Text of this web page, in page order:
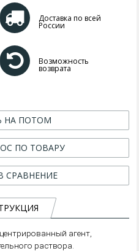
Доставка по всей
России
Возможность
возврата
НА ПОТОМ
ПО ТОВАРУ
СРАВНЕНИЕ
агент,
раствора.